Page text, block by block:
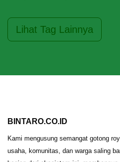
Lihat Tag Lainnya
BINTARO.CO.ID
Kami mengusung semangat gotong
usaha, komunitas, dan warga saling